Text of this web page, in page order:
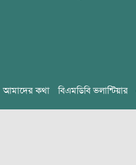
আমাদের কথা বিএমডিবি ভলান্টিয়ার